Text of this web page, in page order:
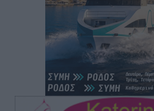
Στο Αυτόφωρο 47χρονος που
70χρονη μητέρα του όταν
δώσει χρήματα για ναρκωτικά
πριν 2 ώρες
Ασφαλιστικά μέτρα από το